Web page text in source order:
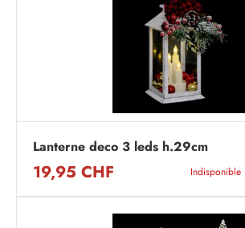
Lanterne deco 3 leds h.29cm
19,95 CHF Indisponible